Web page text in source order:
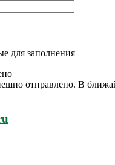
для заполнения
отправлено. В